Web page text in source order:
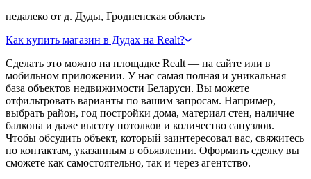
недалеко от д. Дуды, Гродненская область
Как купить магазин в Дудах на Realt?
Сделать это можно на площадке Realt — на сайте или в
мобильном приложении. У нас самая полная и уникальная
база объектов недвижимости Беларуси. Вы можете
отфильтровать варианты по вашим запросам. Например,
выбрать район, год постройки дома, материал стен, наличие
балкона и даже высоту потолков и количество санузлов.
Чтобы обсудить объект, который заинтересовал вас, свяжитесь
по контактам, указанным в объявлении. Оформить сделку вы
сможете как самостоятельно, так и через агентство.